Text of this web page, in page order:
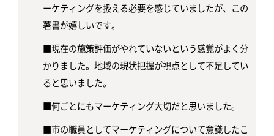
ーケティングを扱える必要を感じていましたが、この
著書が嬉しいです。
■現在の施策評価がやれていないという感覚がよく分
かりました。地域の現状把握が視点として不足してい
ると思いました。
■何ごとにもマーケティング大切だと思いました。
■市の職員としてマーケティングについて意識したこ